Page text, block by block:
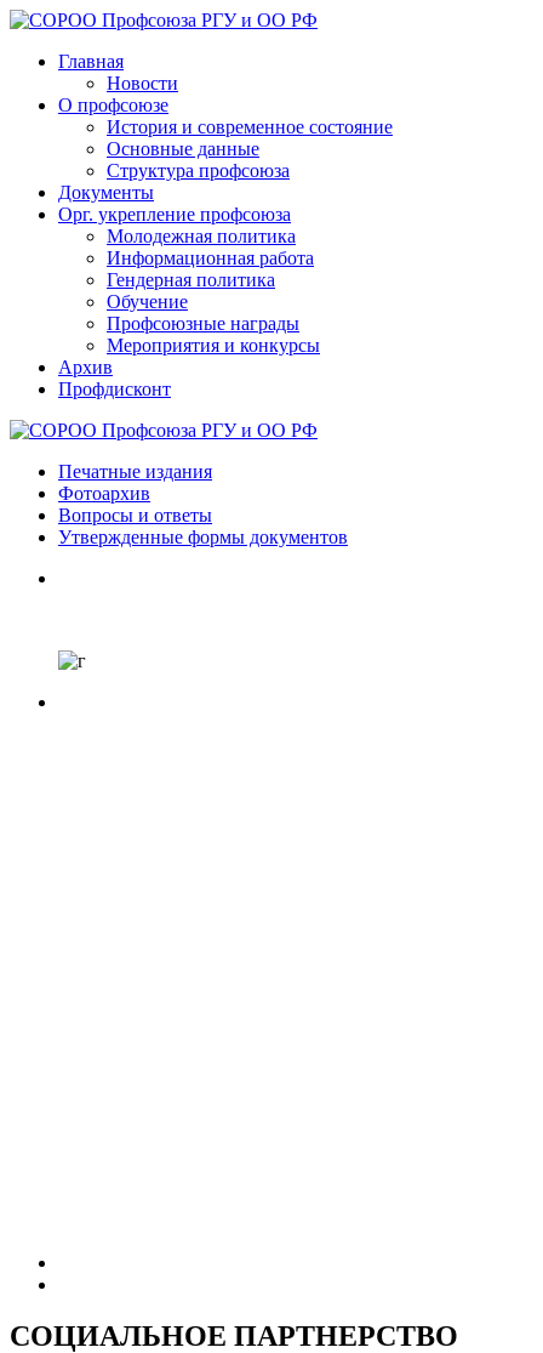
Главная
Новости
О профсоюзе
История и современное состояние
Основные данные
Структура профсоюза
Документы
Орг. укрепление профсоюза
Молодежная политика
Информационная работа
Гендерная политика
Обучение
Профсоюзные награды
Мероприятия и конкурсы
Архив
Профдисконт
Печатные издания
Фотоархив
Вопросы и ответы
Утвержденные формы документов
СОЦИАЛЬНОЕ ПАРТНЕРСТВО